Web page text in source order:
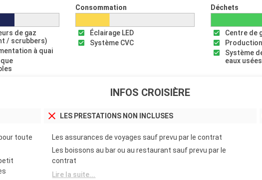
de gaz
/ scrubbers)
à quai
Consommation
Éclairage LED
Système CVC
Déchets
Centre de
Système
eaux usées
INFOS CROISIÈRE
toute
LES PRESTATIONS NON INCLUSES
Les assurances de voyages sauf prevu par le contrat
Les boissons au bar ou au restaurant sauf prevu par le
contrat
Lire la suite...